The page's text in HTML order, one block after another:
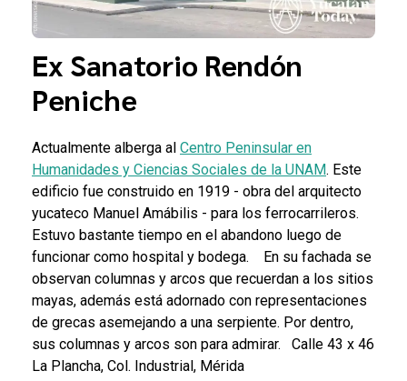
Ex Sanatorio Rendón
Peniche
Actualmente alberga al Centro Peninsular en
Humanidades y Ciencias Sociales de la UNAM. Este
edificio fue construido en 1919 - obra del arquitecto
yucateco Manuel Amábilis - para los ferrocarrileros.
Estuvo bastante tiempo en el abandono luego de
funcionar como hospital y bodega.
En su fachada se
observan columnas y arcos que recuerdan a los sitios
mayas, además está adornado con representaciones
de grecas asemejando a una serpiente. Por dentro,
sus columnas y arcos son para admirar.
Calle 43 x 46
La Plancha, Col. Industrial, Mérida